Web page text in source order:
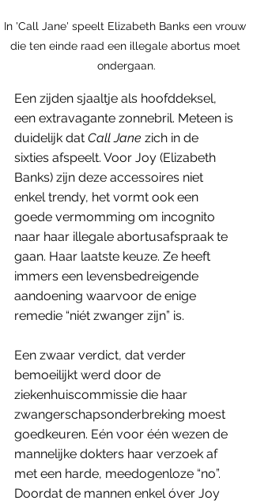
In 'Call Jane' speelt Elizabeth Banks een vrouw
die ten einde raad een illegale abortus moet
ondergaan.
Een zijden sjaaltje als hoofddeksel,
een extravagante zonnebril. Meteen is
duidelijk dat Call Jane zich in de
sixties afspeelt. Voor Joy (Elizabeth
Banks) zijn deze accessoires niet
enkel trendy, het vormt ook een
goede vermomming om incognito
naar haar illegale abortusafspraak te
gaan. Haar laatste keuze. Ze heeft
immers een levensbedreigende
aandoening waarvoor de enige
remedie “niét zwanger zijn” is.
Een zwaar verdict, dat verder
bemoeilijkt werd door de
ziekenhuiscommissie die haar
zwangerschapsonderbreking moest
goedkeuren. Eén voor één wezen de
mannelijke dokters haar verzoek af
met een harde, meedogenloze “no”.
Doordat de mannen enkel óver Joy